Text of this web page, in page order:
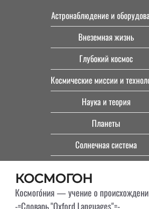
Астронаблюдение и
Внеземная жизнь
Глубокий космос
Космические миссии и
Наука и теория
Планеты
Солнечная система
КОСМОГОН
Космого́ния — учение о
-=Словарь "Oxford Languages"=-